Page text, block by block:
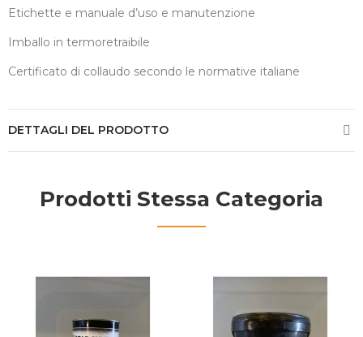
Etichette e manuale d’uso e manutenzione
Imballo in termoretraibile
Certificato di collaudo secondo le normative italiane
DETTAGLI DEL PRODOTTO
Prodotti Stessa Categoria